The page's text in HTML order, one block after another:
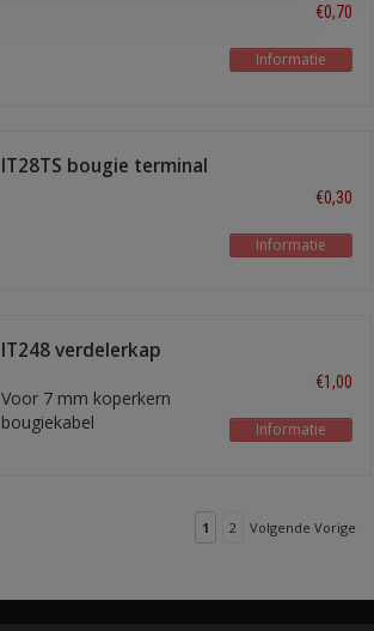
€0,70
Informatie
IT28TS bougie terminal
€0,30
Informatie
IT248 verdelerkap
Voor 7 mm koperkern
bougiekabel
€1,00
Informatie
1 2 Volgende Vorige